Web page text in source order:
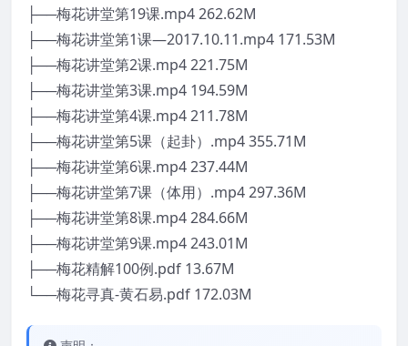
├──梅花讲堂第19课.mp4 262.62M
├──梅花讲堂第1课―2017.10.11.mp4 171.53M
├──梅花讲堂第2课.mp4 221.75M
├──梅花讲堂第3课.mp4 194.59M
├──梅花讲堂第4课.mp4 211.78M
├──梅花讲堂第5课（起卦）.mp4 355.71M
├──梅花讲堂第6课.mp4 237.44M
├──梅花讲堂第7课（体用）.mp4 297.36M
├──梅花讲堂第8课.mp4 284.66M
├──梅花讲堂第9课.mp4 243.01M
├──梅花精解100例.pdf 13.67M
└──梅花寻真-黄石易.pdf 172.03M